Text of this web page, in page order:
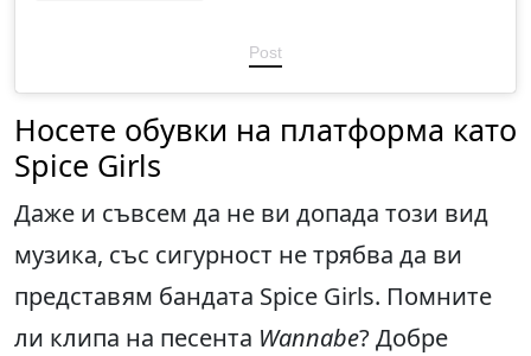
Post
Носете обувки на платформa като
Spice Girls
Даже и съвсем да не ви допада този вид
музика, със сигурност не трябва да ви
представям бандата Spice Girls. Помните
ли клипа на песента Wannabe? Добре